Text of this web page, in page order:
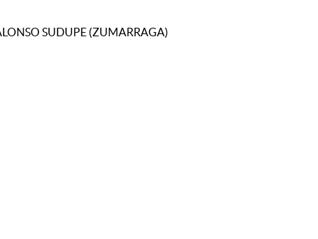
SUDUPE (ZUMARRAGA)